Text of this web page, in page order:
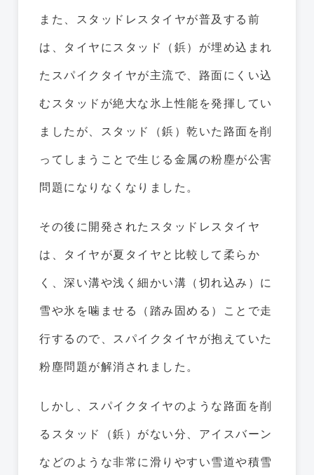
また、スタッドレスタイヤが普及する前
は、タイヤにスタッド（鋲）が埋め込まれ
たスパイクタイヤが主流で、路面にくい込
むスタッドが絶大な氷上性能を発揮してい
ましたが、スタッド（鋲）乾いた路面を削
ってしまうことで生じる金属の粉塵が公害
問題になりなくなりました。
その後に開発されたスタッドレスタイヤ
は、タイヤが夏タイヤと比較して柔らか
く、深い溝や浅く細かい溝（切れ込み）に
雪や氷を噛ませる（踏み固める）ことで走
行するので、スパイクタイヤが抱えていた
粉塵問題が解消されました。
しかし、スパイクタイヤのような路面を削
るスタッド（鋲）がない分、アイスバーン
などのような非常に滑りやすい雪道や積雪